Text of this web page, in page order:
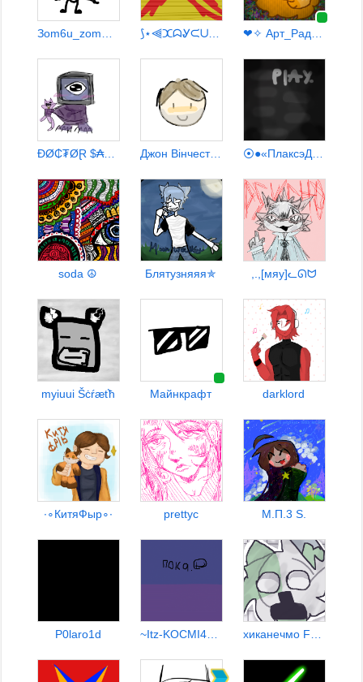
ĐØ₵₮ØⱤ $₳₩ɎɆⱤ↗[koрD] Джон Вiнчестер
soda ☮ Блятузняяя✯ ,.,[мяу]ᓚᘏᗢ
myiuui Šċŕæťħ Майнкрафт darklord
∙∘КитяФыр∘∙ prettyc М.П.3 S.
P0laro1d